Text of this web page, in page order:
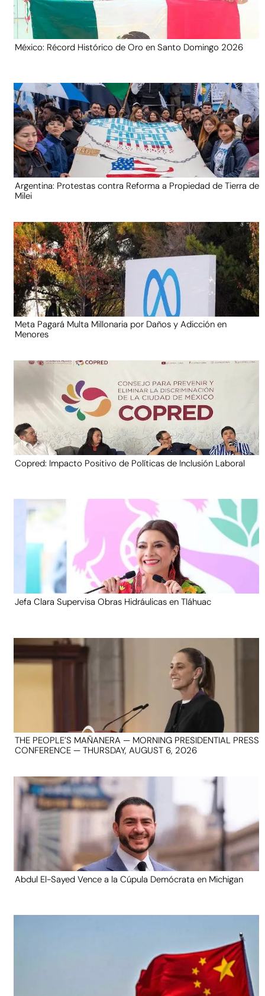
México: Récord Histórico de Oro en Santo Domingo 2026
Argentina: Protestas contra Reforma a Propiedad de Tierra de
Milei
Meta Pagará Multa Millonaria por Daños y Adicción en
Menores
Copred: Impacto Positivo de Políticas de Inclusión Laboral
Jefa Clara Supervisa Obras Hidráulicas en Tláhuac
THE PEOPLE’S MAÑANERA — MORNING PRESIDENTIAL PRESS
CONFERENCE — THURSDAY, AUGUST 6, 2026
Abdul El-Sayed Vence a la Cúpula Demócrata en Michigan